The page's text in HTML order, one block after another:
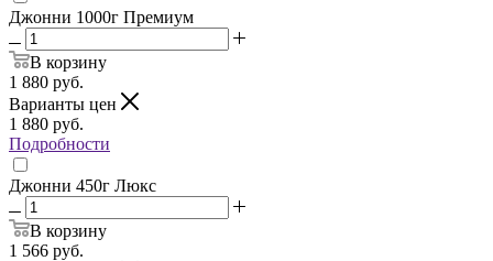
Джонни 1000г Премиум
В корзину
1 880 руб.
Варианты цен
1 880 руб.
Подробности
Джонни 450г Люкс
В корзину
1 566 руб.